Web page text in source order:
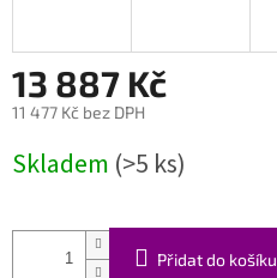
13 887 Kč
11 477 Kč bez DPH
cena:
Skladem (>5 ks)
Přidat do košíku